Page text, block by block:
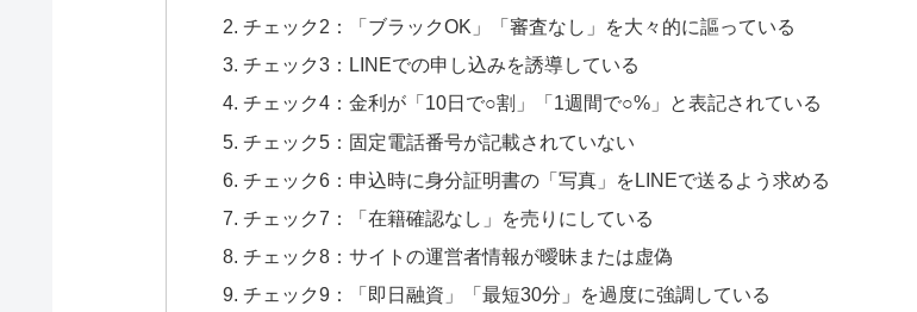
チェック2：「ブラックOK」「審査なし」を大々的に謳っている
チェック3：LINEでの申し込みを誘導している
チェック4：金利が「10日で○割」「1週間で○%」と表記されている
チェック5：固定電話番号が記載されていない
チェック6：申込時に身分証明書の「写真」をLINEで送るよう求める
チェック7：「在籍確認なし」を売りにしている
チェック8：サイトの運営者情報が曖昧または虚偽
チェック9：「即日融資」「最短30分」を過度に強調している